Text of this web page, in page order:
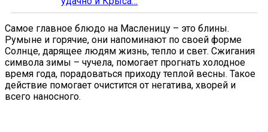
Самое главное блюдо на Масленицу – это блины.
Румыне и горячие, они напоминают по своей форме
Солнце, дарящее людям жизнь, тепло и свет. Сжигания
символа зимы – чучела, помогает прогнать холодное
время года, порадоваться приходу теплой весны. Такое
действие помогает очистится от негатива, хворей и
всего наносного.